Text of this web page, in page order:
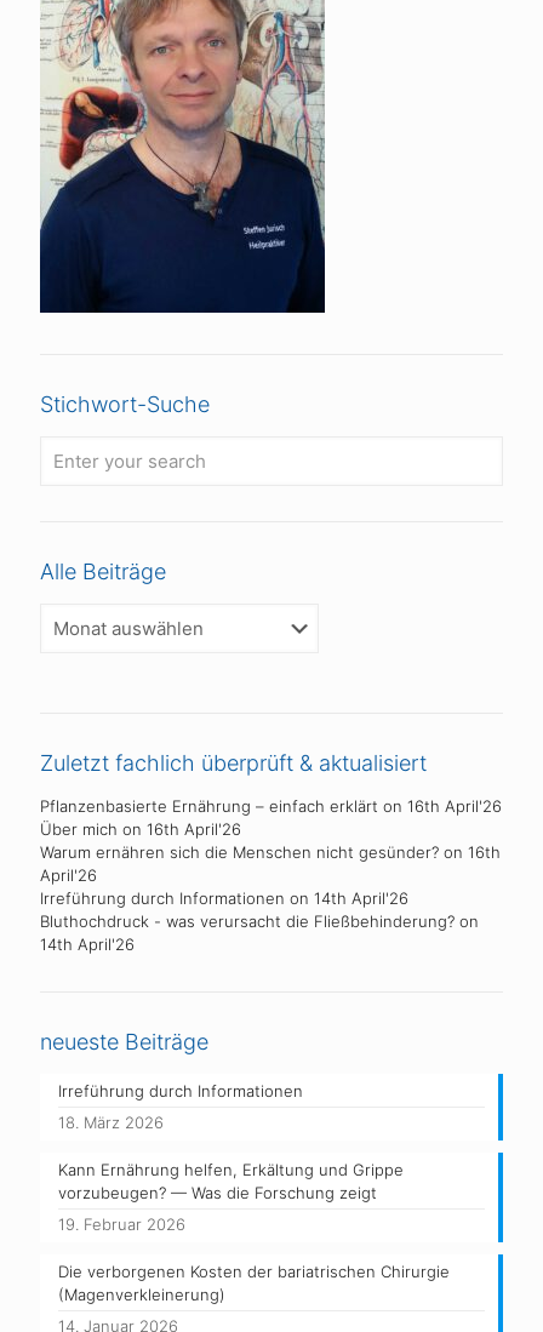
Stichwort-Suche
Alle Beiträge
Beiträge
Zuletzt fachlich überprüft & aktualisiert
Pflanzenbasierte Ernährung – einfach erklärt on 16th April'26
Über mich on 16th April'26
Warum ernähren sich die Menschen nicht gesünder? on 16th
April'26
Irreführung durch Informationen on 14th April'26
Bluthochdruck - was verursacht die Fließbehinderung? on
14th April'26
neueste Beiträge
Irreführung durch Informationen
18. März 2026
Kann Ernährung helfen, Erkältung und Grippe
vorzubeugen? — Was die Forschung zeigt
19. Februar 2026
Die verborgenen Kosten der bariatrischen Chirurgie
(Magenverkleinerung)
14. Januar 2026